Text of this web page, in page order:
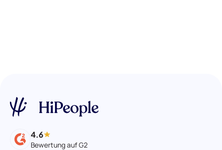
4.6
Bewertung auf G2